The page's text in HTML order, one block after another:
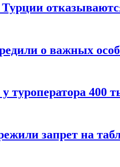
о важных
туроператора 400
запрет на